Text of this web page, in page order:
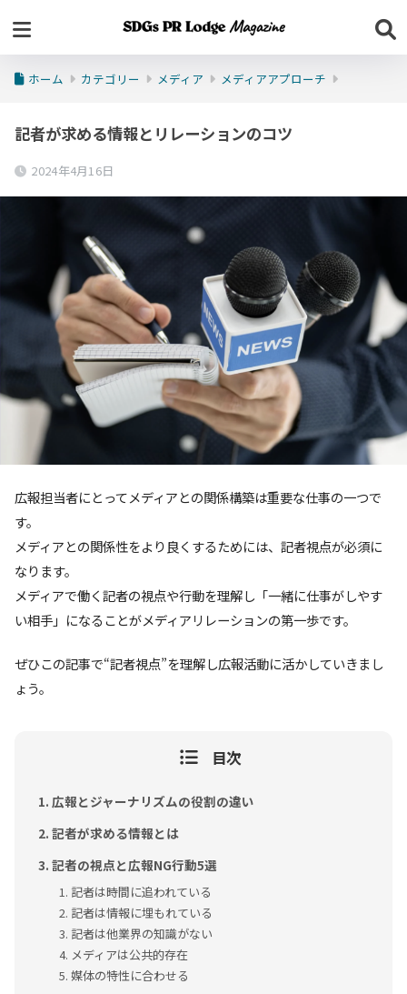
ホーム カテゴリー メディア メディアアプローチ
記者が求める情報とリレーションのコツ
2024年4月16日
広報担当者にとってメディアとの関係構築は重要な仕事の一つで
す。
メディアとの関係性をより良くするためには、記者視点が必須に
なります。
メディアで働く記者の視点や行動を理解し「一緒に仕事がしやす
い相手」になることがメディアリレーションの第一歩です。
ぜひこの記事で“記者視点”を理解し広報活動に活かしていきまし
ょう。
目次
広報とジャーナリズムの役割の違い
記者が求める情報とは
記者の視点と広報NG行動5選
記者は時間に追われている
記者は情報に埋もれている
記者は他業界の知識がない
メディアは公共的存在
媒体の特性に合わせる